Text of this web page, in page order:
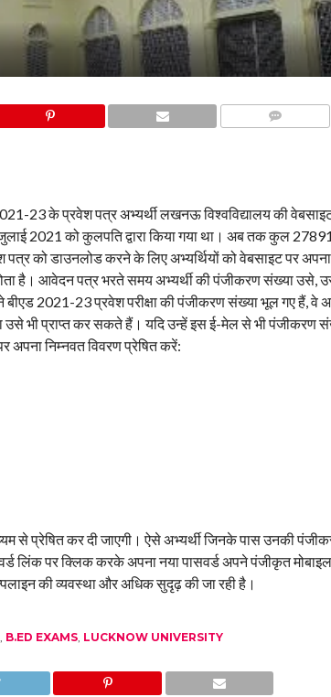
23 के प्रवेश पत्र अभ्यर्थी लखनऊ विश्वविद्यालय की
2021 को कुलपति द्वारा किया गया था। अब तक कुल
को डाउनलोड करने के लिए अभ्यर्थियों को वेबसाइट पर
है। आवेदन पत्र भरते समय अभ्यर्थी की पंजीकरण संख्या उसे,
2021-23 प्रवेश परीक्षा की पंजीकरण संख्या भूल गए हैं, वे
भी प्राप्त कर सकते हैं। यदि उन्हें इस ई-मेल से भी पंजीकरण
निम्नवत विवरण प्रेषित करें:
से प्रेषित कर दी जाएगी। ऐसे अभ्यर्थी जिनके पास उनकी
लिंक पर क्लिक करके अपना नया पासवर्ड अपने पंजीकृत
की व्यवस्था और अधिक सुदृढ़ की जा रही है।
, B.ED EXAMS, LUCKNOW UNIVERSITY